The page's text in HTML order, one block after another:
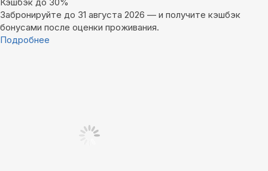
Кэшбэк до 30%
Забронируйте до 31 августа 2026 — и получите кэшбэк
бонусами после оценки проживания.
Подробнее